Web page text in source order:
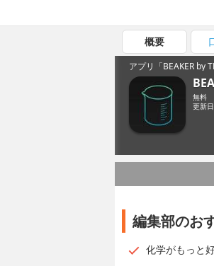
概要
アプリ「BEAKER by
無料
更新
編集部のお
化学がもっと